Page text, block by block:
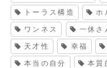
トーラス構造 ホ
ワンネス 一休さ
天才性 幸福
本当の自分 本質